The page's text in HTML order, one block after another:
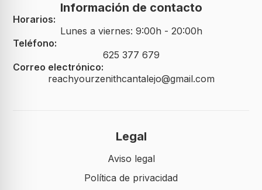
Información de contacto
Horarios:
Lunes a viernes: 9:00h - 20:00h
Teléfono:
625 377 679
Correo electrónico:
reachyourzenithcantalejo@gmail.com
Legal
Aviso legal
Política de privacidad